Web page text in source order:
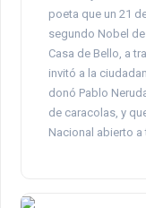
poeta que un 21
segundo Nobel de
Casa de Bello, a
invitó a la
donó Pablo
de caracolas, y
Nacional abierto